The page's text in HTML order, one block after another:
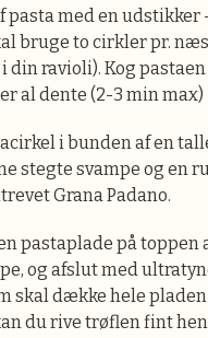
pasta med en udstikker
bruge to cirkler pr.
din ravioli). Kog
al dente (2-3 min max)
i bunden af en
stegte svampe og en
Grana Padano.
pastaplade på toppen
og afslut med
skal dække hele pladen
du rive trøflen fint